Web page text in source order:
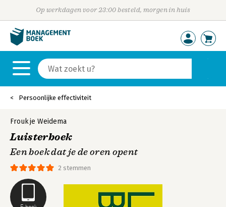
Op werkdagen voor 23:00 besteld, morgen in huis
Persoonlijke effectiviteit
2 stemmen
Froukje Weidema
Luisterboek
Een boek dat je de oren opent